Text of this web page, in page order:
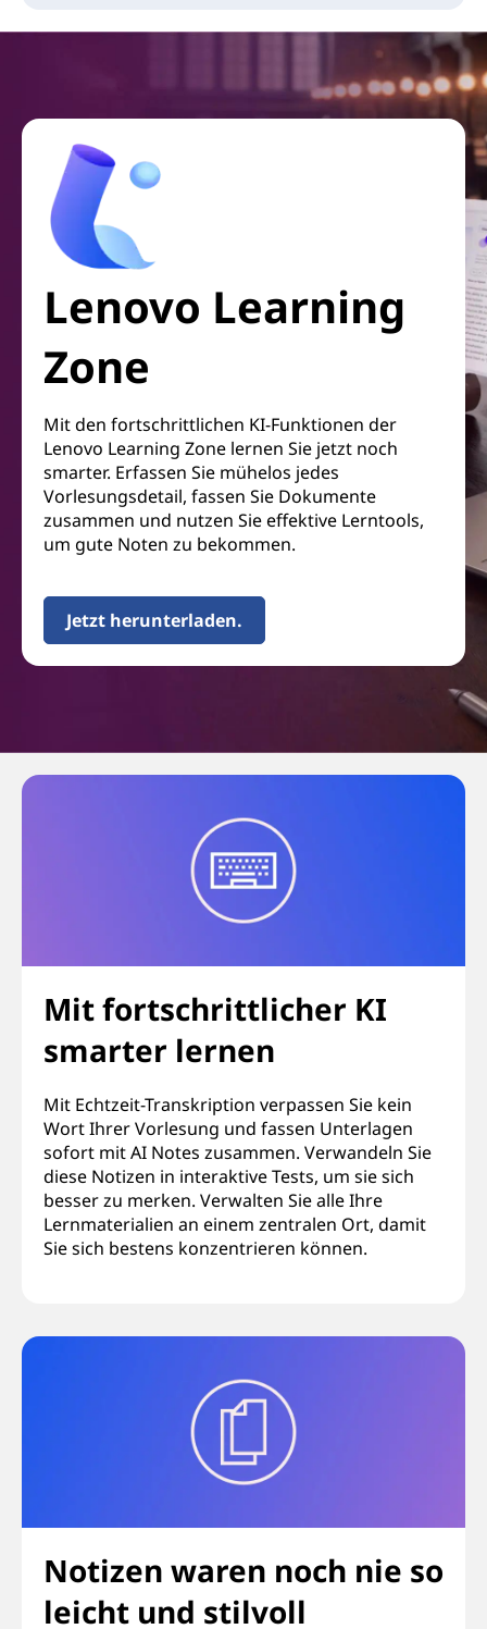
Lenovo Learning
Zone
Mit den fortschrittlichen KI-Funktionen der
Lenovo Learning Zone lernen Sie jetzt noch
smarter. Erfassen Sie mühelos jedes
Vorlesungsdetail, fassen Sie Dokumente
zusammen und nutzen Sie effektive Lerntools,
um gute Noten zu bekommen.
Jetzt herunterladen.
Mit fortschrittlicher KI
smarter lernen
Mit Echtzeit-Transkription verpassen Sie kein
Wort Ihrer Vorlesung und fassen Unterlagen
sofort mit AI Notes zusammen. Verwandeln Sie
diese Notizen in interaktive Tests, um sie sich
besser zu merken. Verwalten Sie alle Ihre
Lernmaterialien an einem zentralen Ort, damit
Sie sich bestens konzentrieren können.
Notizen waren noch nie so
leicht und stilvoll